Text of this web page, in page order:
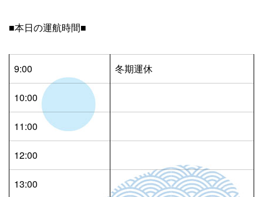
■本日の運航時間■
9:00 冬期運休
10:00
11:00
12:00
13:00